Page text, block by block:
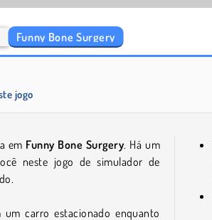
Funny Bone Surgery
jogo
em Funny Bone Surgery. Há um
neste jogo de simulador de
carro estacionado enquanto